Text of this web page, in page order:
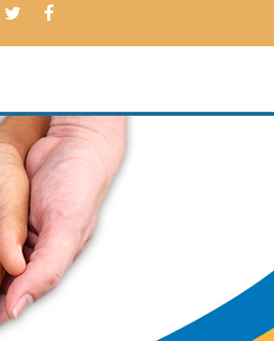
Contamos con
PLANES